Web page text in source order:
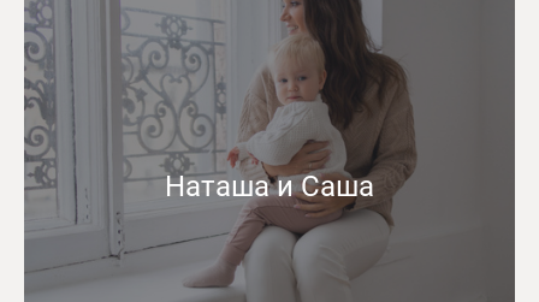
Наташа и Саша